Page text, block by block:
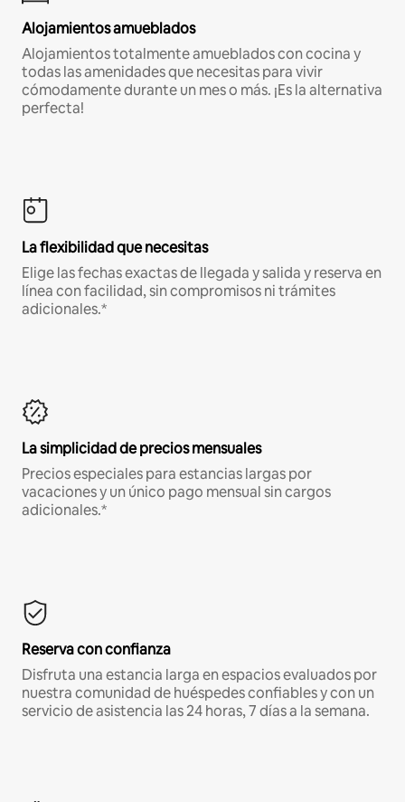
Alojamientos amueblados
Alojamientos totalmente amueblados con cocina y
todas las amenidades que necesitas para vivir
cómodamente durante un mes o más. ¡Es la alternativa
perfecta!
La flexibilidad que necesitas
Elige las fechas exactas de llegada y salida y reserva en
línea con facilidad, sin compromisos ni trámites
adicionales.*
La simplicidad de precios mensuales
Precios especiales para estancias largas por
vacaciones y un único pago mensual sin cargos
adicionales.*
Reserva con confianza
Disfruta una estancia larga en espacios evaluados por
nuestra comunidad de huéspedes confiables y con un
servicio de asistencia las 24 horas, 7 días a la semana.